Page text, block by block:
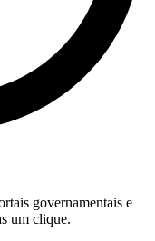
governamentais e
um clique.